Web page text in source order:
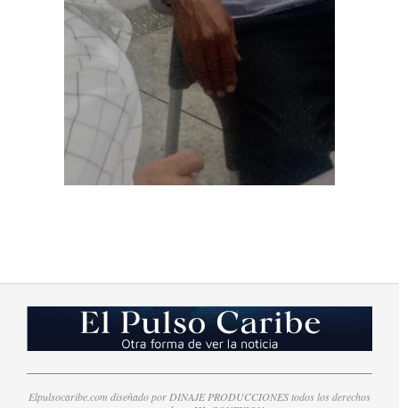
08-
Elpulsocaribe.com diseñado por DINAJE PRODUCCIONES todos los derechos